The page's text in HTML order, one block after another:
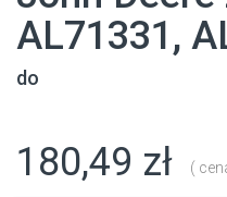
AL71331,
do
180,49 zł (